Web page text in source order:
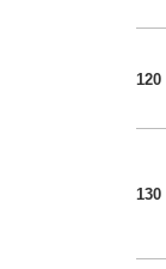
120
130